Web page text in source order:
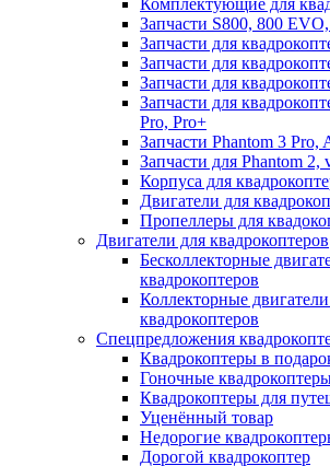
Комплектующие для
Запчасти S800, 800
Запчасти для
Запчасти для
Запчасти для
Запчасти для
Pro, Pro+
Запчасти Phantom 3 Pro,
Запчасти для Phantom 2,
Корпуса для
Двигатели для
Пропеллеры для
Двигатели для квадрокоптеров
Бесколлекторные
квадрокоптеров
Коллекторные
квадрокоптеров
Спецпредложения
Квадрокоптеры в
Гоночные
Квадрокоптеры для
Уценённый товар
Недорогие
Дорогой квадрокоптер